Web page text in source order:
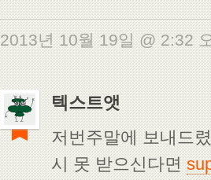
2013년 10월 19일 @ 2:32
텍스트앳
저번주말에 보내드
시 못 받으신다면